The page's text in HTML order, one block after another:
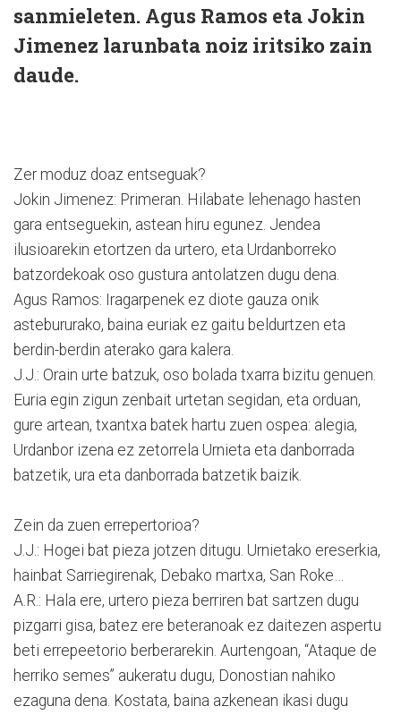
sanmieleten. Agus Ramos eta Jokin
Jimenez larunbata noiz iritsiko zain
daude.
Zer moduz doaz entseguak?
Jokin Jimenez: Primeran. Hilabate lehenago hasten
gara entseguekin, astean hiru egunez. Jendea
ilusioarekin etortzen da urtero, eta Urdanborreko
batzordekoak oso gustura antolatzen dugu dena.
Agus Ramos: Iragarpenek ez diote gauza onik
astebururako, baina euriak ez gaitu beldurtzen eta
berdin-berdin aterako gara kalera.
J.J.: Orain urte batzuk, oso bolada txarra bizitu genuen.
Euria egin zigun zenbait urtetan segidan, eta orduan,
gure artean, txantxa batek hartu zuen ospea: alegia,
Urdanbor izena ez zetorrela Urnieta eta danborrada
batzetik, ura eta danborrada batzetik baizik.
Zein da zuen errepertorioa?
J.J.: Hogei bat pieza jotzen ditugu. Urnietako ereserkia,
hainbat Sarriegirenak, Debako martxa, San Roke…
A.R.: Hala ere, urtero pieza berriren bat sartzen dugu
pizgarri gisa, batez ere beteranoak ez daitezen aspertu
beti errepeetorio berberarekin. Aurtengoan, “Ataque de
herriko semes” aukeratu dugu, Donostian nahiko
ezaguna dena. Kostata, baina azkenean ikasi dugu